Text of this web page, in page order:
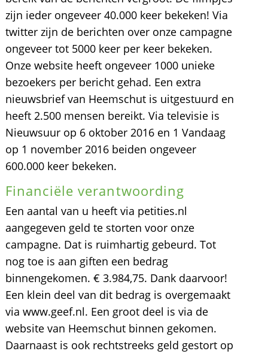
zijn ieder ongeveer 40.000 keer bekeken! Via
twitter zijn de berichten over onze campagne
ongeveer tot 5000 keer per keer bekeken.
Onze website heeft ongeveer 1000 unieke
bezoekers per bericht gehad. Een extra
nieuwsbrief van Heemschut is uitgestuurd en
heeft 2.500 mensen bereikt. Via televisie is
Nieuwsuur op 6 oktober 2016 en 1 Vandaag
op 1 november 2016 beiden ongeveer
600.000 keer bekeken.
Financiële verantwoording
Een aantal van u heeft via petities.nl
aangegeven geld te storten voor onze
campagne. Dat is ruimhartig gebeurd. Tot
nog toe is aan giften een bedrag
binnengekomen. € 3.984,75. Dank daarvoor!
Een klein deel van dit bedrag is overgemaakt
via www.geef.nl. Een groot deel is via de
website van Heemschut binnen gekomen.
Daarnaast is ook rechtstreeks geld gestort op